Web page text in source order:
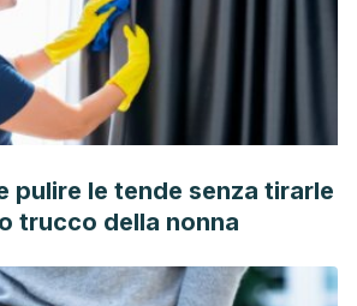
Jul 17. Evidence for Clinical Use of
as an Anti-bacterial, Anti-
oxidant and Anti-viral Agent: A Reviewdoi:
VENEREOL 2013;148:687-91. Jojoba in
review.
download/
Dec;77(12):2062-8. Effect of white
oil on the growth of foodborne
pulire le tende senza tirarle
trucco della nonna